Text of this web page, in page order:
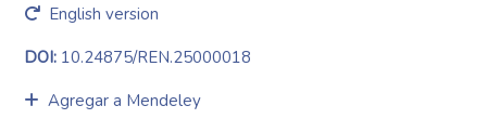
English version
DOI: 10.24875/REN.25000018
Agregar a Mendeley